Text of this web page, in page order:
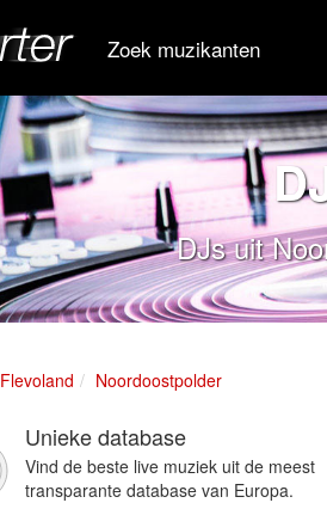
Zoek muzikanten
DJs uit
Flevoland Noordoostpolder
Unieke database
Vind de beste live muziek uit de meest
transparante database van Europa.